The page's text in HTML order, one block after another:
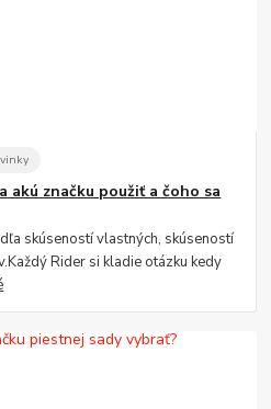
akú značku použiť a čoho sa
skúseností vlastných, skúseností
Rider si kladie otázku kedy